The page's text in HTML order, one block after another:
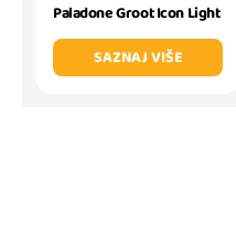
Paladone Groot Icon Light
SAZNAJ VIŠE